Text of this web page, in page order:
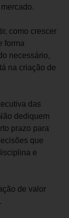
como crescer
forma
necessário,
na criação de
das
dediquem
prazo para
que
e
de valor